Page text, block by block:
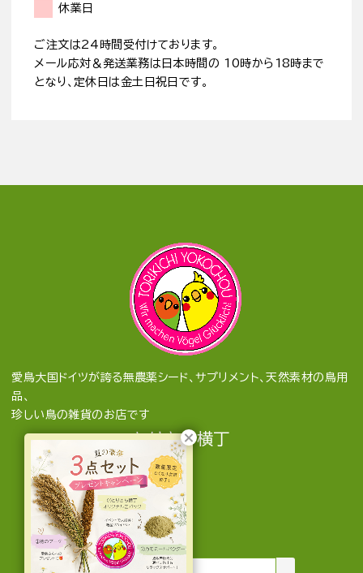
休業日
ご注文は24時間受付けております。
メール応対＆発送業務は日本時間の 10時から18時まで
となり、定休日は金土日祝日です。
愛鳥大国ドイツが誇る無農薬シード、サプリメント、天然素材の鳥用
品、
珍しい鳥の雑貨のお店です
とりきち横丁